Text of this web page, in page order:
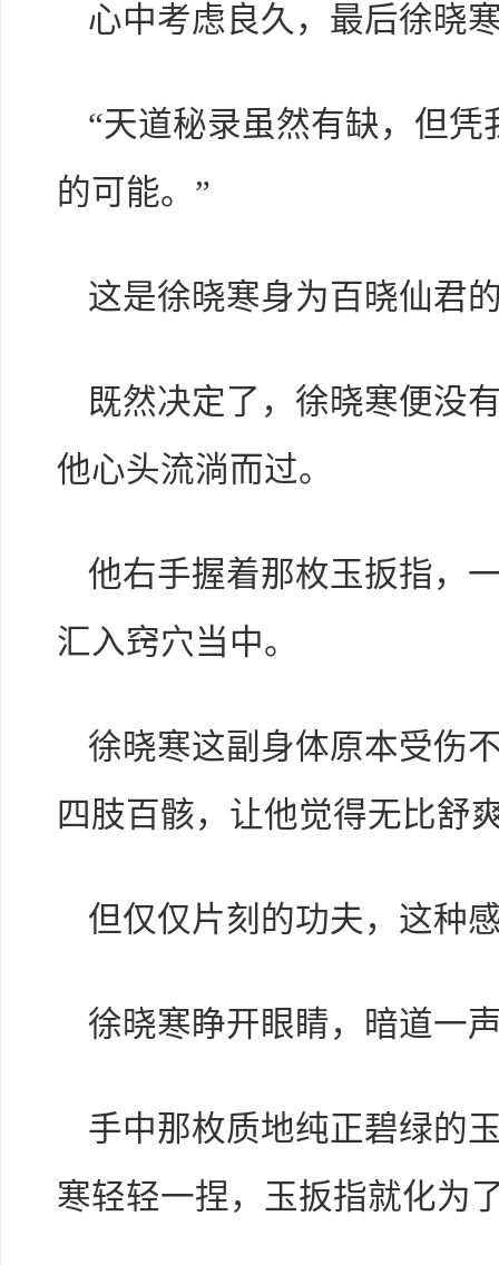
心中考虑良久，最后徐晓
“天道秘录虽然有缺，但
的可能。”
这是徐晓寒身为百晓仙君
既然决定了，徐晓寒便没
他心头流淌而过。
他右手握着那枚玉扳指，
汇入窍穴当中。
徐晓寒这副身体原本受伤
四肢百骸，让他觉得无比舒
但仅仅片刻的功夫，这种
徐晓寒睁开眼睛，暗道一
手中那枚质地纯正碧绿的
寒轻轻一捏，玉扳指就化为